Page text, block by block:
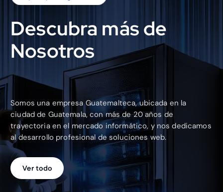
Descubra más de
Nosotros
Somos una empresa Guatemalteca, ubicada en la
ciudad de Guatemala, con más de 20 años de
trayectoria en el mercado informático, y nos dedicamos
al desarrollo profesional de soluciones web.
Ver todo